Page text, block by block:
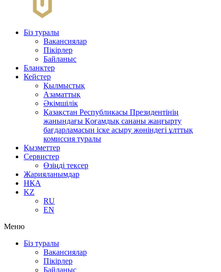
Біз туралы
Вакансиялар
Пікірлер
Байланыс
Бланктер
Кейстер
Қылмыстық
Азаматтық
Әкімшілік
Қазақстан Республикасы Президентінің
жанындағы Қоғамдық сананы жаңғырту
бағдарламасын іске асыру жөніндегі ұлттық
комиссия туралы
Қызметтер
Сервистер
Өзіңді тексер
Жарияланымдар
НҚА
KZ
RU
EN
Меню
Біз туралы
Вакансиялар
Пікірлер
Байланыс